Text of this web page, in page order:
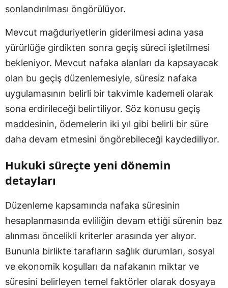
sonlandırılması öngörülüyor.
Mevcut mağduriyetlerin giderilmesi adına yasa
yürürlüğe girdikten sonra geçiş süreci işletilmesi
bekleniyor. Mevcut nafaka alanları da kapsayacak
olan bu geçiş düzenlemesiyle, süresiz nafaka
uygulamasının belirli bir takvimle kademeli olarak
sona erdirileceği belirtiliyor. Söz konusu geçiş
maddesinin, ödemelerin iki yıl gibi belirli bir süre
daha devam etmesini öngörebileceği kaydediliyor.
Hukuki süreçte yeni dönemin
detayları
Düzenleme kapsamında nafaka süresinin
hesaplanmasında evliliğin devam ettiği sürenin baz
alınması öncelikli kriterler arasında yer alıyor.
Bununla birlikte tarafların sağlık durumları, sosyal
ve ekonomik koşulları da nafakanın miktar ve
süresini belirleyen temel faktörler olarak dosyaya